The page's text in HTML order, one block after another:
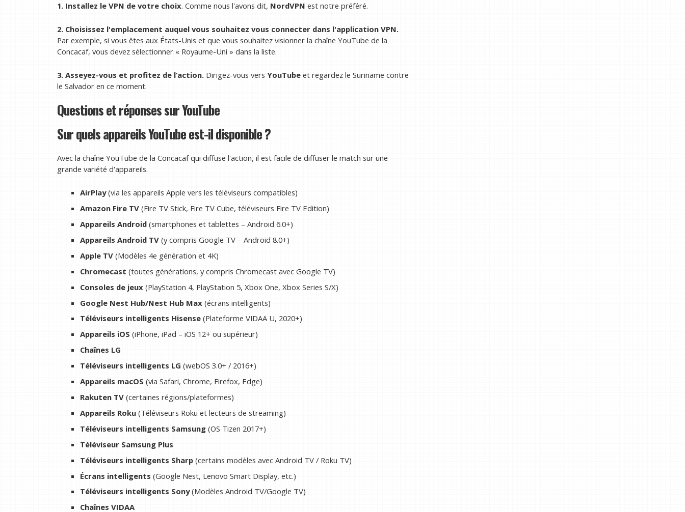
1. Installez le VPN de votre choix. Comme nous l'avons dit, NordVPN est notre préféré.
2. Choisissez l'emplacement auquel vous souhaitez vous connecter dans l'application VPN.
Par exemple, si vous êtes aux États-Unis et que vous souhaitez visionner la chaîne YouTube de la
Concacaf, vous devez sélectionner « Royaume-Uni » dans la liste.
3. Asseyez-vous et profitez de l’action. Dirigez-vous vers YouTube et regardez le Suriname contre
le Salvador en ce moment.
Questions et réponses sur YouTube
Sur quels appareils YouTube est-il disponible ?
Avec la chaîne YouTube de la Concacaf qui diffuse l'action, il est facile de diffuser le match sur une
grande variété d'appareils.
AirPlay(via les appareils Apple vers les téléviseurs compatibles)
Amazon Fire TV(Fire TV Stick, Fire TV Cube, téléviseurs Fire TV Edition)
Appareils Android(smartphones et tablettes – Android 6.0+)
Appareils Android TV(y compris Google TV – Android 8.0+)
Apple TV(Modèles 4e génération et 4K)
Chromecast (toutes générations, y compris Chromecast avec Google TV)
Consoles de jeux (PlayStation 4, PlayStation 5, Xbox One, Xbox Series S/X)
Google Nest Hub/Nest Hub Max (écrans intelligents)
Téléviseurs intelligents Hisense(Plateforme VIDAA U, 2020+)
Appareils iOS (iPhone, iPad – iOS 12+ ou supérieur)
Chaînes LG
Téléviseurs intelligents LG (webOS 3.0+ / 2016+)
Appareils macOS (via Safari, Chrome, Firefox, Edge)
Rakuten TV(certaines régions/plateformes)
Appareils Roku(Téléviseurs Roku et lecteurs de streaming)
Téléviseurs intelligents Samsung(OS Tizen 2017+)
Téléviseur Samsung Plus
Téléviseurs intelligents Sharp(certains modèles avec Android TV / Roku TV)
Écrans intelligents (Google Nest, Lenovo Smart Display, etc.)
Téléviseurs intelligents Sony(Modèles Android TV/Google TV)
Chaînes VIDAA